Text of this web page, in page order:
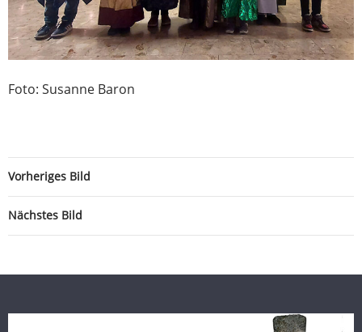
Foto: Susanne Baron
Vorheriges Bild
Nächstes Bild